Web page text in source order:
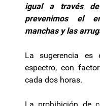
igual a través
prevenimos el
manchas y las
La sugerencia es
espectro, con
cada dos horas.